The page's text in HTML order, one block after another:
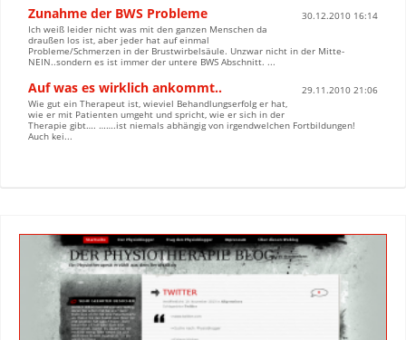
Zunahme der BWS Probleme
30.12.2010 16:14
Ich weiß leider nicht was mit den ganzen Menschen da
draußen los ist, aber jeder hat auf einmal
Probleme/Schmerzen in der Brustwirbelsäule. Unzwar nicht in der Mitte-
NEIN..sondern es ist immer der untere BWS Abschnitt. ...
Auf was es wirklich ankommt..
29.11.2010 21:06
Wie gut ein Therapeut ist, wieviel Behandlungserfolg er hat,
wie er mit Patienten umgeht und spricht, wie er sich in der
Therapie gibt…. …….ist niemals abhängig von irgendwelchen Fortbildungen!
Auch kei...